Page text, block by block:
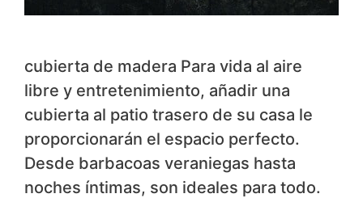
cubierta de madera Para vida al aire
libre y entretenimiento, añadir una
cubierta al patio trasero de su casa le
proporcionarán el espacio perfecto.
Desde barbacoas veraniegas hasta
noches íntimas, son ideales para todo.